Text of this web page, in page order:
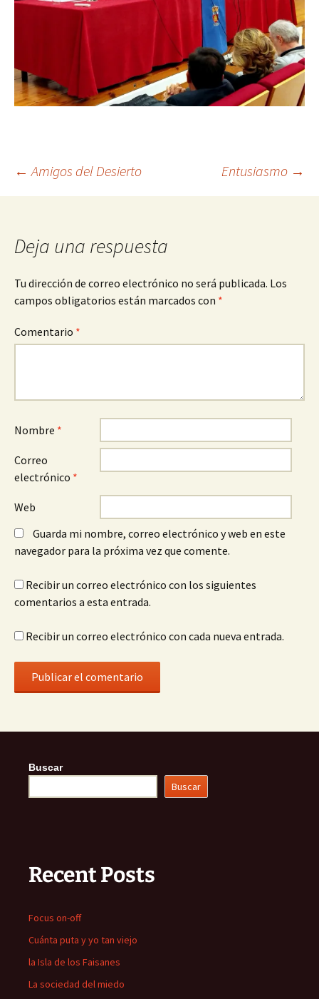
Navegación
entradas
← Amigos del Desierto Entusiasmo →
Deja una respuesta
Tu dirección de correo electrónico no será publicada. Los
campos obligatorios están marcados con *
Comentario *
Nombre *
Correo
electrónico *
Web
Guarda mi nombre, correo electrónico y web en este
navegador para la próxima vez que comente.
Recibir un correo electrónico con los siguientes
comentarios a esta entrada.
Recibir un correo electrónico con cada nueva entrada.
Buscar
Buscar
Recent Posts
Focus on-off
Cuánta puta y yo tan viejo
la Isla de los Faisanes
La sociedad del miedo